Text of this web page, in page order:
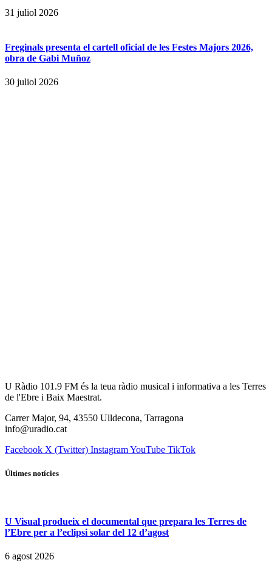
31 juliol 2026
Freginals presenta el cartell oficial de les Festes Majors 2026,
obra de Gabi Muñoz
30 juliol 2026
U Ràdio 101.9 FM és la teua ràdio musical i informativa a les Terres
de l'Ebre i Baix Maestrat.
Carrer Major, 94, 43550 Ulldecona, Tarragona
info@uradio.cat
Facebook X (Twitter) InstagramYouTube TikTok
Últimes notícies
U Visual produeix el documental que prepara les Terres de
l’Ebre per a l’eclipsi solar del 12 d’agost
6 agost 2026